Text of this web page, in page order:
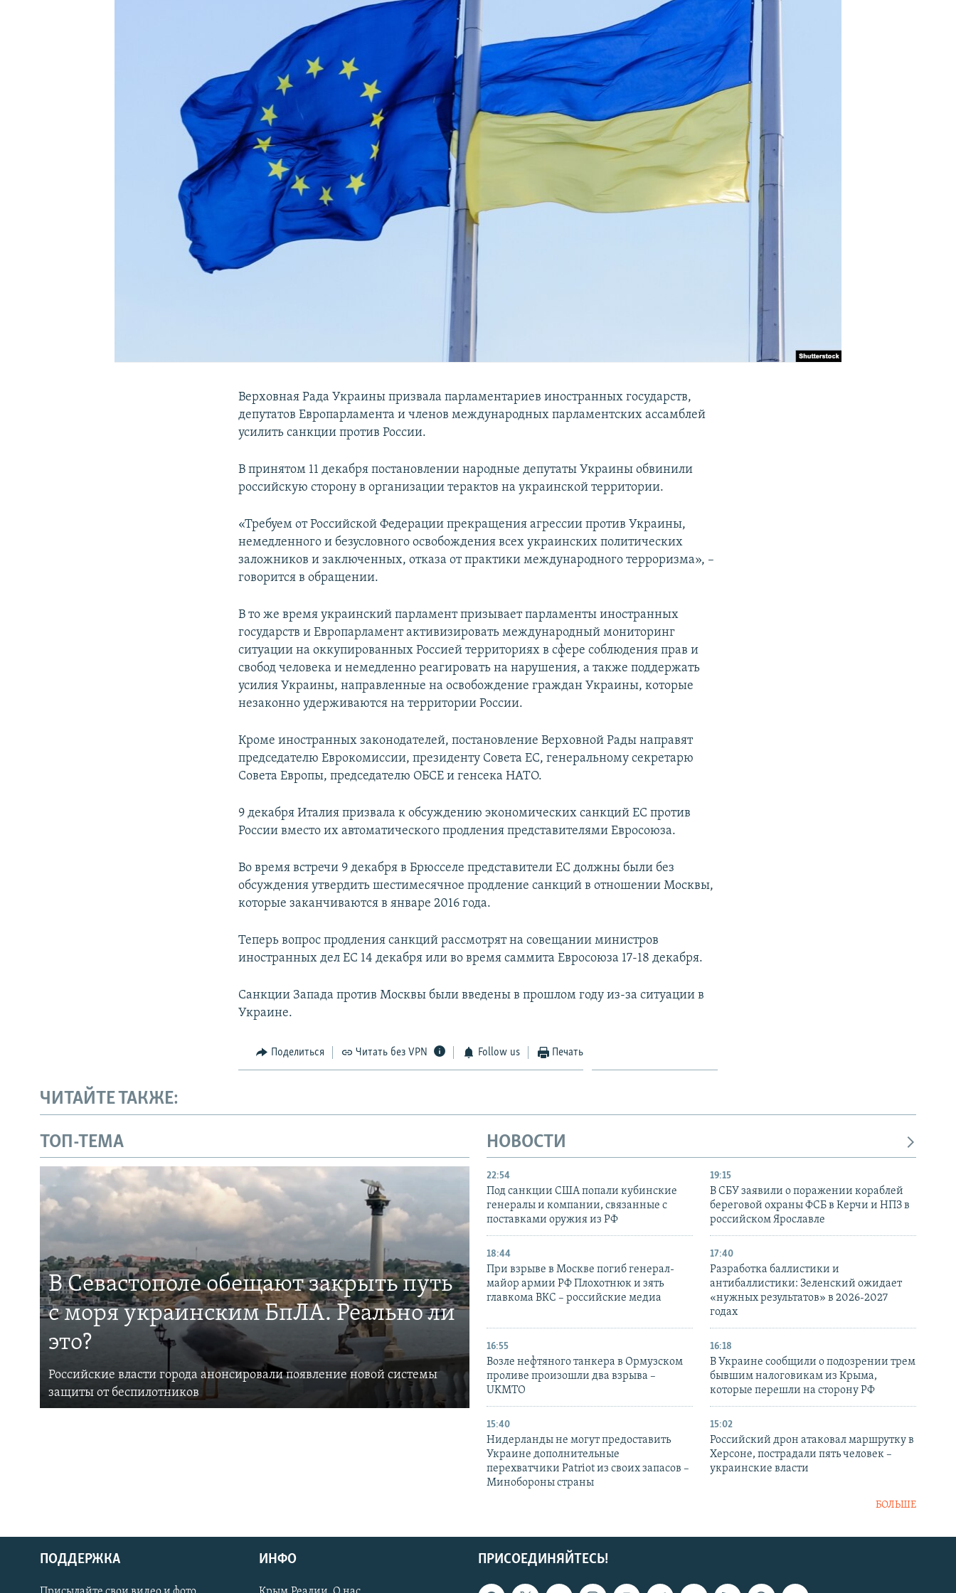
Українською
Верховная Рада Украины призвала парламентариев иностранных государств,
депутатов Европарламента и членов международных парламентских ассамблей
усилить санкции против России.
В принятом 11 декабря постановлении народные депутаты Украины обвинили
российскую сторону в организации терактов на украинской территории.
«Требуем от Российской Федерации прекращения агрессии против Украины,
немедленного и безусловного освобождения всех украинских политических
заложников и заключенных, отказа от практики международного терроризма», –
говорится в обращении.
В то же время украинский парламент призывает парламенты иностранных
государств и Европарламент активизировать международный мониторинг
ситуации на оккупированных Россией территориях в сфере соблюдения прав и
свобод человека и немедленно реагировать на нарушения, а также поддержать
усилия Украины, направленные на освобождение граждан Украины, которые
незаконно удерживаются на территории России.
Кроме иностранных законодателей, постановление Верховной Рады направят
председателю Еврокомиссии, президенту Совета ЕС, генеральному секретарю
Совета Европы, председателю ОБСЕ и генсека НАТО.
9 декабря Италия призвала к обсуждению экономических санкций ЕС против
России вместо их автоматического продления представителями Евросоюза.
Во время встречи 9 декабря в Брюсселе представители ЕС должны были без
обсуждения утвердить шестимесячное продление санкций в отношении Москвы,
которые заканчиваются в январе 2016 года.
Теперь вопрос продления санкций рассмотрят на совещании министров
иностранных дел ЕС 14 декабря или во время саммита Евросоюза 17-18 декабря.
Санкции Запада против Москвы были введены в прошлом году из-за ситуации в
Украине.
Поделиться Читать без VPN Follow us Печать
ЧИТАЙТЕ ТАКЖЕ:
ТОП-ТЕМА
В Севастополе обещают закрыть путь
с моря украинским БпЛА. Реально ли
это?
Российские власти города анонсировали появление новой системы
защиты от беспилотников
НОВОСТИ
22:54
Под санкции США попали кубинские
генералы и компании, связанные с
поставками оружия из РФ
19:15
В СБУ заявили о поражении кораблей
береговой охраны ФСБ в Керчи и НПЗ в
российском Ярославле
18:44
При взрыве в Москве погиб генерал-
майор армии РФ Плохотнюк и зять
главкома ВКС – российские медиа
17:40
Разработка баллистики и
антибаллистики: Зеленский ожидает
«нужных результатов» в 2026-2027
годах
16:55
Возле нефтяного танкера в Ормузском
проливе произошли два взрыва –
UKMTO
16:18
В Украине сообщили о подозрении трем
бывшим налоговикам из Крыма,
которые перешли на сторону РФ
15:40
Нидерланды не могут предоставить
Украине дополнительные
перехватчики Patriot из своих запасов –
Минобороны страны
15:02
Российский дрон атаковал маршрутку в
Херсоне, пострадали пять человек –
украинские власти
БОЛЬШЕ
ПРИСОЕДИНЯЙТЕСЬ!
ПОДДЕРЖКА ИНФО